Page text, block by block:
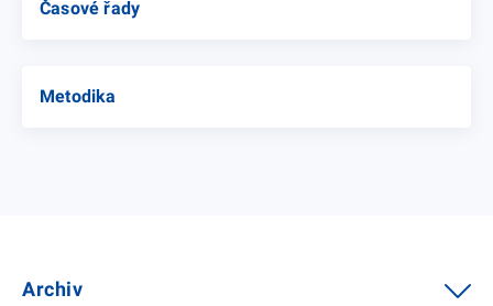
Časové řady
Metodika
Archiv